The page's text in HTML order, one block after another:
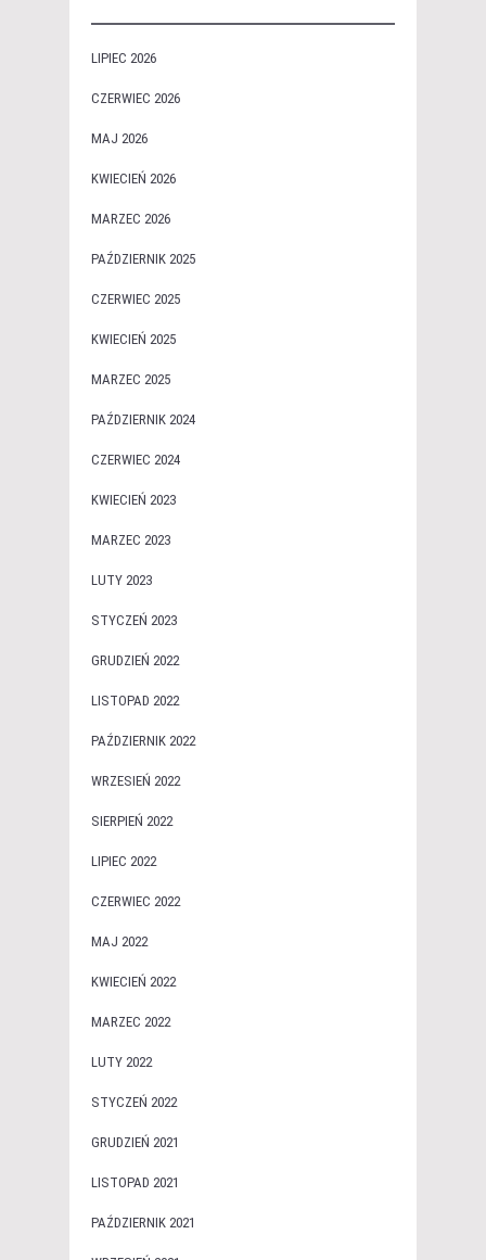
LIPIEC 2026
CZERWIEC 2026
MAJ 2026
KWIECIEŃ 2026
MARZEC 2026
PAŹDZIERNIK 2025
CZERWIEC 2025
KWIECIEŃ 2025
MARZEC 2025
PAŹDZIERNIK 2024
CZERWIEC 2024
KWIECIEŃ 2023
MARZEC 2023
LUTY 2023
STYCZEŃ 2023
GRUDZIEŃ 2022
LISTOPAD 2022
PAŹDZIERNIK 2022
WRZESIEŃ 2022
SIERPIEŃ 2022
LIPIEC 2022
CZERWIEC 2022
MAJ 2022
KWIECIEŃ 2022
MARZEC 2022
LUTY 2022
STYCZEŃ 2022
GRUDZIEŃ 2021
LISTOPAD 2021
PAŹDZIERNIK 2021